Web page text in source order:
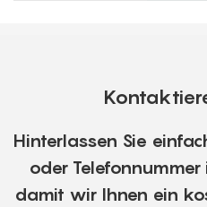
Hinterlassen Sie
oder
damit wir Ihnen ein